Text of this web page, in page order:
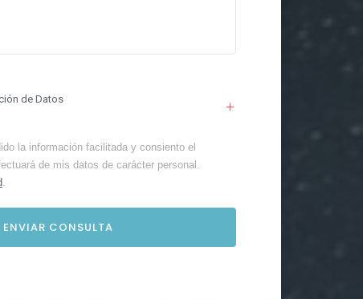
de Datos
la información facilitada y consiento el
de mis datos de carácter personal.
.